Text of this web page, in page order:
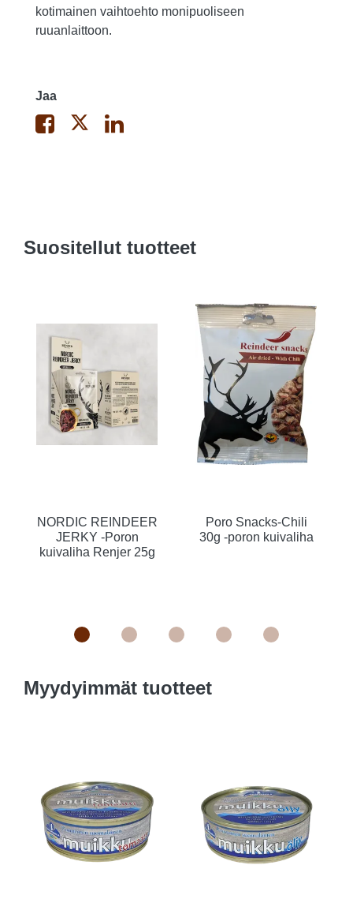
kotimainen vaihtoehto monipuoliseen
ruuanlaittoon.
Jaa
Suositellut tuotteet
NORDIC REINDEER
JERKY -Poron
kuivaliha Renjer 25g
Poro Snacks-Chili
30g -poron kuivaliha
Myydyimmät tuotteet